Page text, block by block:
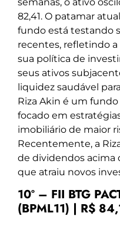
82,41. O patamar
fundo está testando
recentes, refletindo
sua política de
seus ativos
liquidez saudável
Riza Akin é um
focado em
imobiliário de maior
Recentemente, a
de dividendos acima
que atraiu novos
10º – FII BTG
(BPML11) | R$